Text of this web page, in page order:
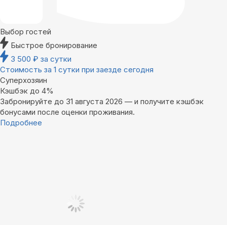
Выбор гостей
Быстрое бронирование
3 500 ₽ за сутки
Стоимость за 1 сутки при заезде сегодня
Суперхозяин
Кэшбэк до 4%
Забронируйте до 31 августа 2026 — и получите кэшбэк
бонусами после оценки проживания.
Подробнее